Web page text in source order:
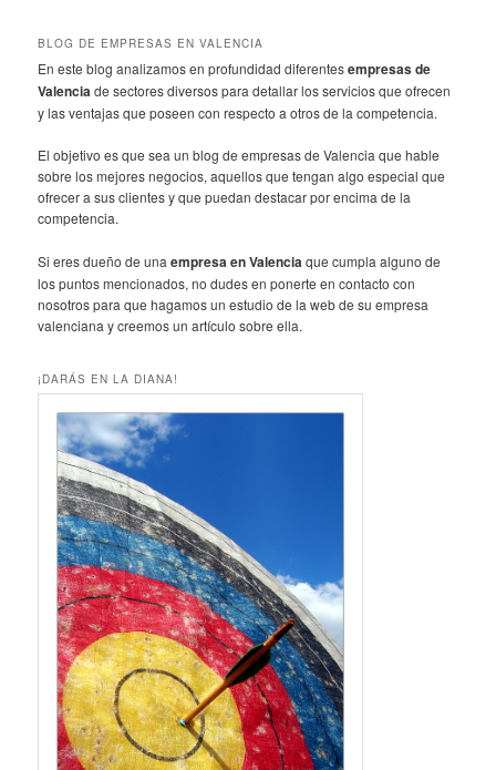
BLOG DE EMPRESAS EN VALENCIA
En este blog analizamos en profundidad diferentesempresas de
Valenciade sectores diversos para detallar los servicios que ofrecen
y las ventajas que poseen con respecto a otros de la competencia.
El objetivo es que sea un blog de empresas de Valencia que hable
sobre los mejores negocios, aquellos que tengan algo especial que
ofrecer a sus clientes y que puedan destacar por encima de la
competencia.
Si eres dueño de unaempresa en Valenciaque cumpla alguno de
los puntos mencionados, no dudes en ponerte en contacto con
nosotros para que hagamos un estudio de la web de su empresa
valenciana y creemos un artículo sobre ella.
¡DARÁS EN LA DIANA!